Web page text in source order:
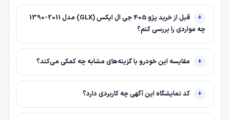
قبل از خرید پژو 405 جی ال ایکس (GLX) مدل 2011-1390
چه مواردی را بررسی کنم؟
مقایسه این خودرو با گزینه‌های مشابه چه کمکی می‌کند؟
کد نمایشگاه این آگهی چه کاربردی دارد؟